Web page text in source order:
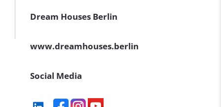
Dream Houses Berlin
www.dreamhouses.berlin
Social Media